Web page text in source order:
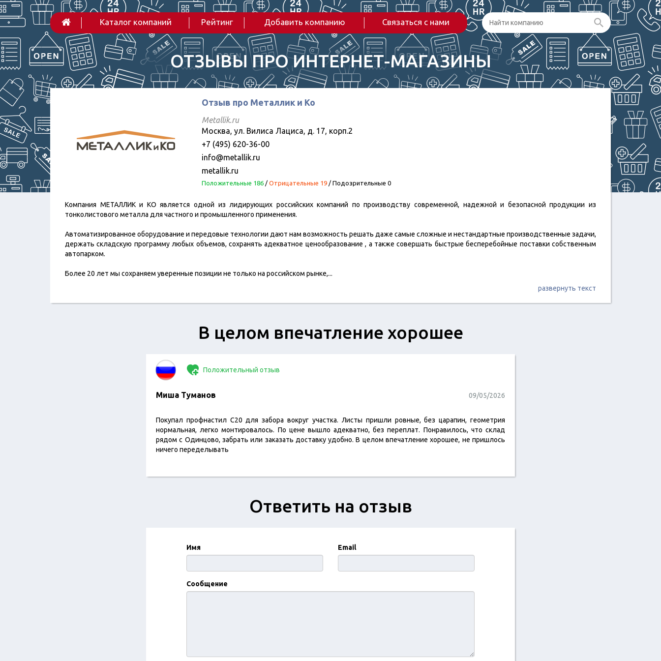
Каталог компаний Рейтинг Добавить компанию Связаться с нами
ОТЗЫВЫ ПРО ИНТЕРНЕТ-МАГАЗИНЫ
Отзыв про Металлик и Ко
Metallik.ru
Москва, ул. Вилиса Лациса, д. 17, корп.2
+7 (495) 620-36-00
info@metallik.ru
metallik.ru
Положительные 186/ Отрицательные 19/ Подозрительные 0
Компания МЕТАЛЛИК и КО является одной из лидирующих российских компаний по производству современной, надежной и безопасной продукции из
тонколистового металла для частного и промышленного применения.
Автоматизированное оборудование и передовые технологии дают нам возможность решать даже самые сложные и нестандартные производственные задачи,
держать складскую программу любых объемов, сохранять адекватное ценообразование , а также совершать быстрые бесперебойные поставки собственным
автопарком.
Более 20 лет мы сохраняем уверенные позиции не только на российском рынке,...
развернуть текст
В целом впечатление хорошее
Положительный отзыв
Миша Туманов 09/05/2026
Покупал профнастил С20 для забора вокруг участка. Листы пришли ровные, без царапин, геометрия
нормальная, легко монтировалось. По цене вышло адекватно, без переплат. Понравилось, что склад
рядом с Одинцово, забрать или заказать доставку удобно. В целом впечатление хорошее, не пришлось
ничего переделывать
Ответить на отзыв
Имя Email
Сообщение